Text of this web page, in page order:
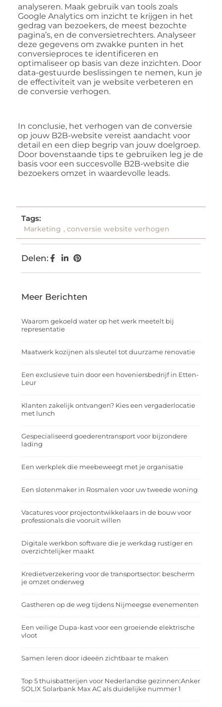
analyseren. Maak gebruik van tools zoals
Google Analytics om inzicht te krijgen in het
gedrag van bezoekers, de meest bezochte
pagina’s, en de conversietrechters. Analyseer
deze gegevens om zwakke punten in het
conversieproces te identificeren en
optimaliseer op basis van deze inzichten. Door
data-gestuurde beslissingen te nemen, kun je
de effectiviteit van je website verbeteren en
de conversie verhogen.
In conclusie, het verhogen van de conversie
op jouw B2B-website vereist aandacht voor
detail en een diep begrip van jouw doelgroep.
Door bovenstaande tips te gebruiken leg je de
basis voor een succesvolle B2B-website die
bezoekers omzet in waardevolle leads.
Tags:
Marketing , conversie website verhogen
Delen:
Meer Berichten
Waarom gekoeld water op het werk meetelt bij
representatie
Maatwerk kozijnen als sleutel tot duurzame renovatie
Een exclusieve tuin door een hoveniersbedrijf in Etten-
Leur
Klanten zakelijk ontvangen? Kies een vergaderlocatie
met lunch
Gespecialiseerd goederentransport voor bijzondere
lading
Een werkplek die meebeweegt met je organisatie
Een slotenmaker in Rosmalen voor uw tweede woning
Vacatures voor projectontwikkelaars in de bouw voor
professionals die vooruit willen
Digitale werkbon software die je werkdag rustiger en
overzichtelijker maakt
Kredietverzekering voor de transportsector: bescherm
je omzet onderweg
Gastheren op de weg tijdens Nijmeegse evenementen
Een veilige Dupa-kast voor een groeiende elektrische
vloot
Samen leren door ideeën zichtbaar te maken
Top 5 thuisbatterijen voor Nederlandse gezinnen:Anker
SOLIX Solarbank Max AC als duidelijke nummer 1